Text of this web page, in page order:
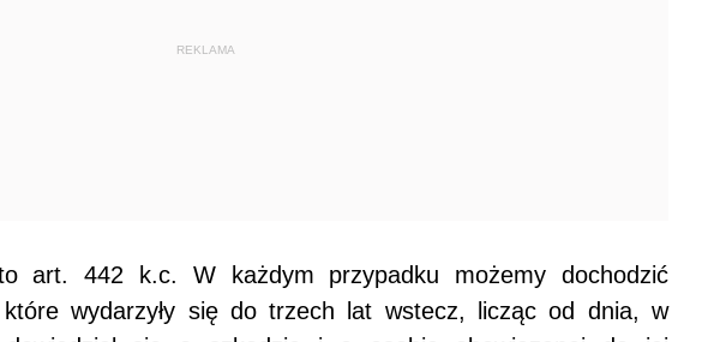
REKLAMA
to art. 442 k.c. W każdym przypadku możemy dochodzić
wydarzyły się do trzech lat wstecz, licząc od dnia, w